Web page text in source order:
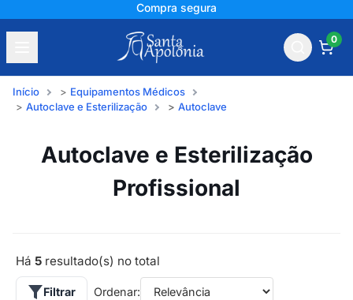
Compra segura
0
Início
Equipamentos Médicos
Autoclave e Esterilização
Autoclave
Autoclave e Esterilização
Profissional
Há 5 resultado(s) no total
Filtrar Ordenar: